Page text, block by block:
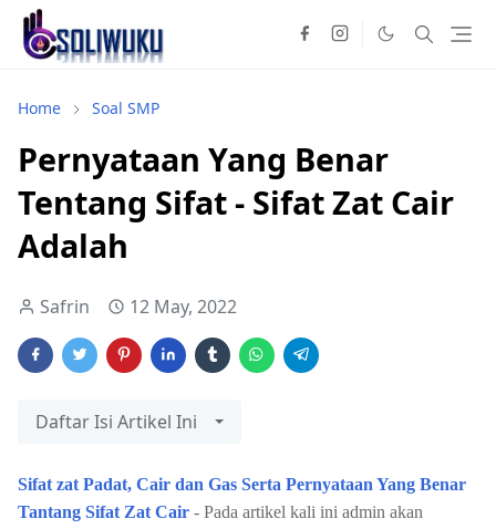
Home Soal SMP
Pernyataan Yang Benar
Tentang Sifat - Sifat Zat Cair
Adalah
Safrin 12 May, 2022
Daftar Isi Artikel Ini
Sifat zat Padat, Cair dan Gas Serta Pernyataan Yang Benar
Tantang Sifat Zat Cair - Pada artikel kali ini admin akan